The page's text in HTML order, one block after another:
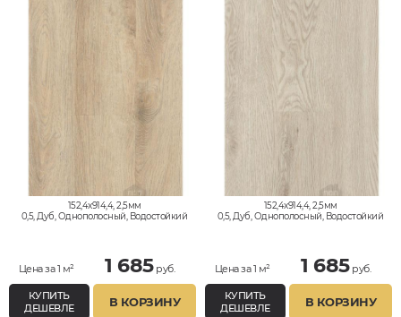
152,4x914,4, 2,5мм
0,5, Дуб, Однополосный, Водостойкий
Цена за 1 м² 1 685руб.
КУПИТЬ
ДЕШЕВЛЕ
В КОРЗИНУ
152,4x914,4, 2,5мм
0,5, Дуб, Однополосный, Водостойкий
Цена за 1 м² 1 685руб.
КУПИТЬ
ДЕШЕВЛЕ
В КОРЗИНУ